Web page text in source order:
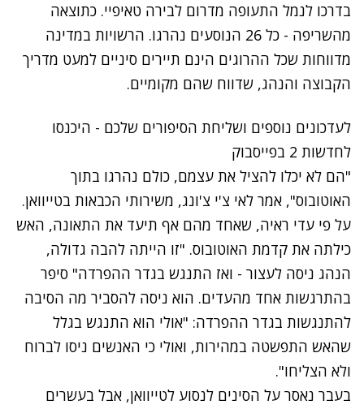
בדרכו לנמל התעופה מדרום לבירה טאיפיי. כתוצאה
מהשריפה - כל 26 הנוסעים נהרגו. הרשויות במדינה
מדווחות שכל ההרוגים הינם תיירים סיניים למעט מדריך
הקבוצה והנהג, שדווח שהם מקומיים.
לעדכונים נוספים ושליחת הסיפורים שלכם - היכנסו
לחדשות 2 בפייסבוק
"הם לא יכלו להציל את עצמם, כולם נהרגו בתוך
האוטובוס", אמר לאי צ'י צ'ונג, משירותי הכבאות בטייוואן‎.
על פי עדי ראיה, שאחד מהם אף תיעד את התאונה, האש
כילתה את קדמת האוטובוס. "זו הייתה להבה גדולה,
הנהג ניסה לעצור - ואז התנגש בגדר ההפרדה" סיפר
בהתרגשות אחד מהעדים. הוא ניסה להסביר מה הסיבה
להתנגשות בגדר ההפרדה: "אולי הוא התנגש בגלל
שהאש התפשטה במהירות, ואולי כי האנשים ניסו לברוח
ולא הצליחו".
בעבר נאסר על הסינים לנסוע לטייוואן‎, אבל בעשרים